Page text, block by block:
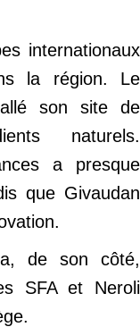
internationaux
la région. Le
son site de
naturels.
a presque
que Givaudan
de son côté,
SFA et Neroli